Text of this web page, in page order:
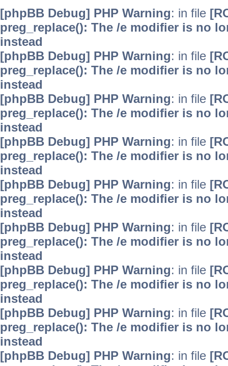
[phpBB Debug] PHP Warning: in file
preg_replace(): The /e modifier is no
instead
[phpBB Debug] PHP Warning: in file
preg_replace(): The /e modifier is no
instead
[phpBB Debug] PHP Warning: in file
preg_replace(): The /e modifier is no
instead
[phpBB Debug] PHP Warning: in file
preg_replace(): The /e modifier is no
instead
[phpBB Debug] PHP Warning: in file
preg_replace(): The /e modifier is no
instead
[phpBB Debug] PHP Warning: in file
preg_replace(): The /e modifier is no
instead
[phpBB Debug] PHP Warning: in file
preg_replace(): The /e modifier is no
instead
[phpBB Debug] PHP Warning: in file
preg_replace(): The /e modifier is no
instead
[phpBB Debug] PHP Warning: in file